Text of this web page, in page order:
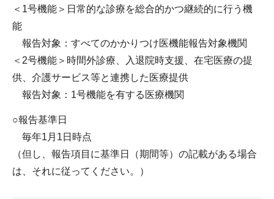
＜1号機能＞日常的な診療を総合的かつ継続的に行う機
能
報告対象：すべてのかかりつけ医機能報告対象機関
＜2号機能＞時間外診療、入退院時支援、在宅医療の提
供、介護サービス等と連携した医療提供
報告対象：1号機能を有する医療機関
○報告基準日
毎年1月1日時点
（但し、報告項目に基準日（期間等）の記載がある場合
は、それに従ってください。）